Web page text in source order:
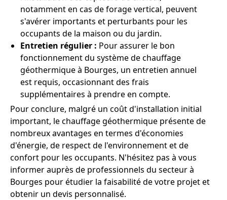
notamment en cas de forage vertical, peuvent
s'avérer importants et perturbants pour les
occupants de la maison ou du jardin.
Entretien régulier : Pour assurer le bon
fonctionnement du système de chauffage
géothermique à Bourges, un entretien annuel
est requis, occasionnant des frais
supplémentaires à prendre en compte.
Pour conclure, malgré un coût d'installation initial
important, le chauffage géothermique présente de
nombreux avantages en termes d'économies
d'énergie, de respect de l'environnement et de
confort pour les occupants. N'hésitez pas à vous
informer auprès de professionnels du secteur à
Bourges pour étudier la faisabilité de votre projet et
obtenir un devis personnalisé.